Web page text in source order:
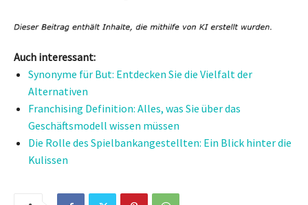
Auch interessant:
Synonyme für But: Entdecken Sie die Vielfalt der
Alternativen
Franchising Definition: Alles, was Sie über das
Geschäftsmodell wissen müssen
Die Rolle des Spielbankangestellten: Ein Blick hinter die
Kulissen